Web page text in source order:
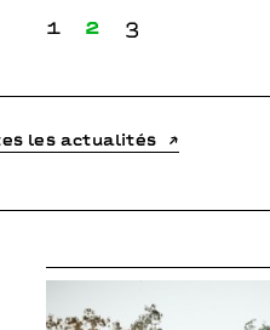
les actualités